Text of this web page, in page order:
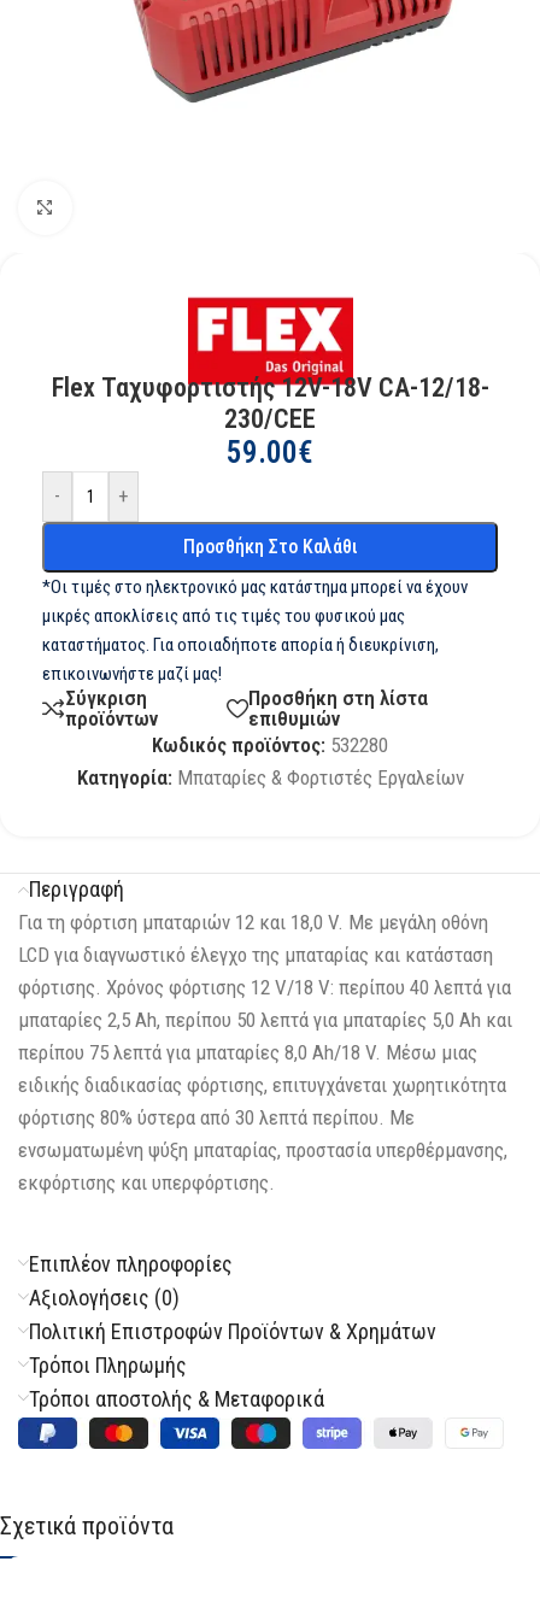
Flex Ταχυφορτιστής 12V-18V CA-12/18-
230/CEE
59.00€
- +
Προσθήκη Στο Καλάθι
*Οι τιμές στο ηλεκτρονικό μας κατάστημα μπορεί να έχουν
μικρές αποκλίσεις από τις τιμές του φυσικού μας
καταστήματος. Για οποιαδήποτε απορία ή διευκρίνιση,
επικοινωνήστε μαζί μας!
Σύγκριση
προϊόντων
Προσθήκη στη λίστα
επιθυμιών
Κωδικός προϊόντος: 532280
Κατηγορία: Μπαταρίες & Φορτιστές Εργαλείων
Περιγραφή
Για τη φόρτιση μπαταριών 12 και 18,0 V. Με μεγάλη οθόνη
LCD για διαγνωστικό έλεγχο της μπαταρίας και κατάσταση
φόρτισης. Χρόνος φόρτισης 12 V/18 V: περίπου 40 λεπτά για
μπαταρίες 2,5 Ah, περίπου 50 λεπτά για μπαταρίες 5,0 Ah και
περίπου 75 λεπτά για μπαταρίες 8,0 Ah/18 V. Μέσω μιας
ειδικής διαδικασίας φόρτισης, επιτυγχάνεται χωρητικότητα
φόρτισης 80% ύστερα από 30 λεπτά περίπου. Με
ενσωματωμένη ψύξη μπαταρίας, προστασία υπερθέρμανσης,
εκφόρτισης και υπερφόρτισης.
Επιπλέον πληροφορίες
Αξιολογήσεις (0)
Πολιτική Επιστροφών Προϊόντων & Χρημάτων
Τρόποι Πληρωμής
Τρόποι αποστολής & Μεταφορικά
Σχετικά προϊόντα